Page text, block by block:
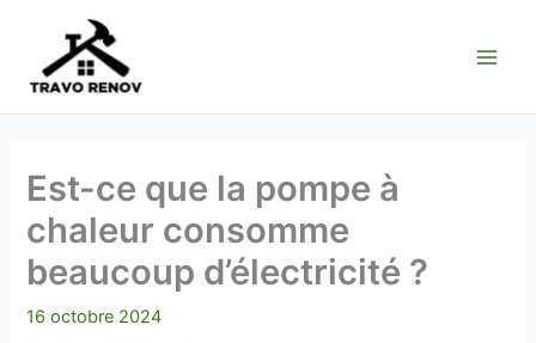
contenu
Est-ce que la pompe à
chaleur consomme
beaucoup d’électricité ?
16 octobre 2024